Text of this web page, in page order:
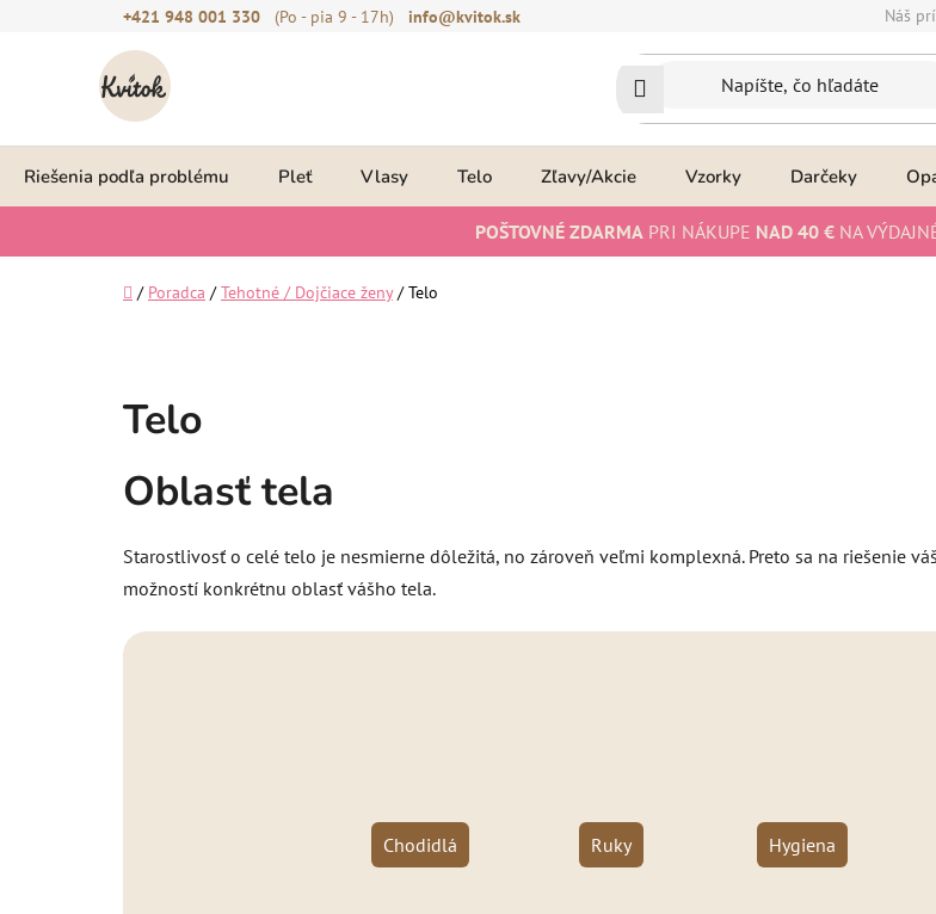
+421 948 001 330 (Po - pia 9 - 17h) info@kvitok.sk Náš
Riešenia podľa problému Pleť Vlasy Telo Zľavy/Akcie Vzorky Darčeky
POŠTOVNÉ ZDARMA PRI NÁKUPE NAD 40 € NA
Domov
/ Poradca / Tehotné / Dojčiace ženy / Telo
Telo
Oblasť tela
Starostlivosť o celé telo je nesmierne dôležitá, no zároveň veľmi komplexná. Preto sa na riešenie
možností konkrétnu oblasť vášho tela.
Chodidlá Ruky Hygiena